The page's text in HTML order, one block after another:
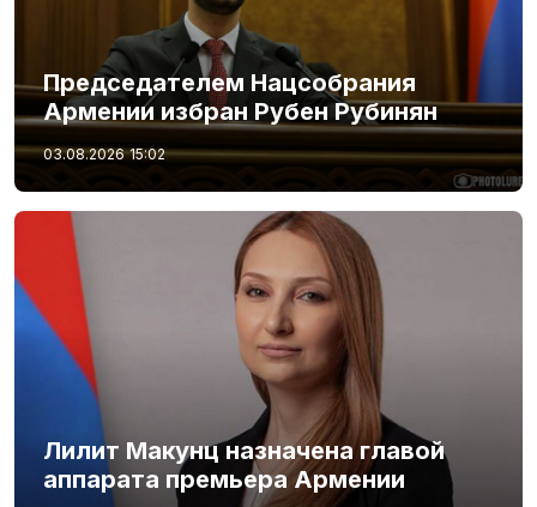
Председателем Нацсобрания
Армении избран Рубен Рубинян
03.08.2026 15:02
Лилит Макунц назначена главой
аппарата премьера Армении